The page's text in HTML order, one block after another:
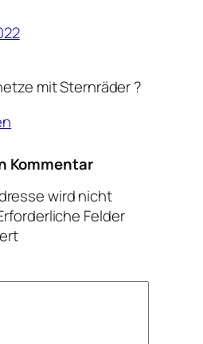
mit Sternräder ?
Kommentar
wird nicht
Felder